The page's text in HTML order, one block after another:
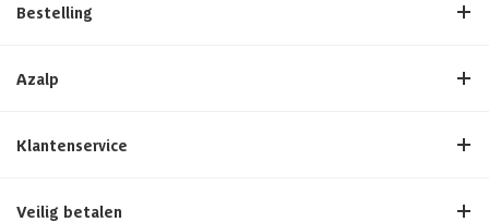
Bestelling
Azalp
Klantenservice
Veilig betalen